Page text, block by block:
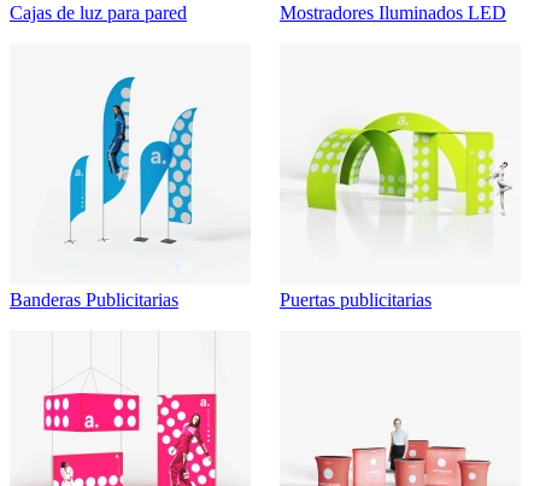
Cajas de luz para pared Mostradores Iluminados LED
Banderas Publicitarias Puertas publicitarias